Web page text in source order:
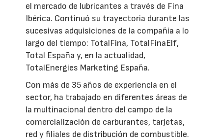
el mercado de lubricantes a través de Fina
Ibérica. Continuó su trayectoria durante las
sucesivas adquisiciones de la compañía a lo
largo del tiempo: TotalFina, TotalFinaElf,
Total España y, en la actualidad,
TotalEnergies Marketing España.
Con más de 35 años de experiencia en el
sector, ha trabajado en diferentes áreas de
la multinacional dentro del campo de la
comercialización de carburantes, tarjetas,
red y filiales de distribución de combustible.